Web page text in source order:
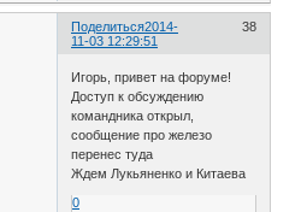
Поделиться 38
2014-
11-03 12:29:51
Игорь, привет на форуме!
Доступ к обсуждению
командника открыл,
сообщение про железо
перенес туда
Ждем Лукьяненко и Китаева
0